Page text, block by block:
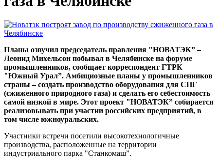
Планы озвучил председатель правления "НОВАТЭК” –
Леонид Михельсон побывал в Челябинске на форуме
промышленников, сообщает корреспондент ГТРК
"Южный Урал”. Амбициозные планы у промышленников
страны – создать производство оборудования для СПГ
(сжиженного природного газа) и сделать его себестоимость
самой низкой в мире. Этот проект "НОВАТЭК” собирается
реализовывать при участии российских предприятий, в
том числе южноуральских.
Участники встречи посетили высокотехнологичные
производства, расположенные на территории
индустриального парка "Станкомаш”.